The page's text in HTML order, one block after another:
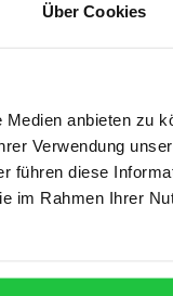
Über Cookies
anbieten zu
Verwendung
führen diese
im Rahmen Ihrer
Vor allem seine